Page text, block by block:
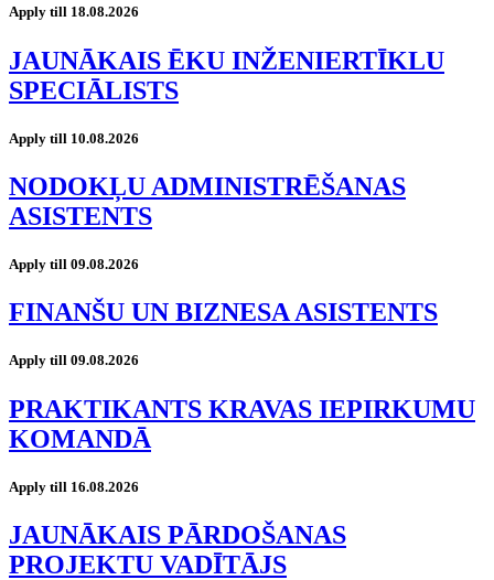
Apply till 18.08.2026
JAUNĀKAIS ĒKU INŽENIERTĪKLU
SPECIĀLISTS
Apply till 10.08.2026
NODOKĻU ADMINISTRĒŠANAS
ASISTENTS
Apply till 09.08.2026
FINANŠU UN BIZNESA ASISTENTS
Apply till 09.08.2026
PRAKTIKANTS KRAVAS IEPIRKUMU
KOMANDĀ
Apply till 16.08.2026
JAUNĀKAIS PĀRDOŠANAS
PROJEKTU VADĪTĀJS